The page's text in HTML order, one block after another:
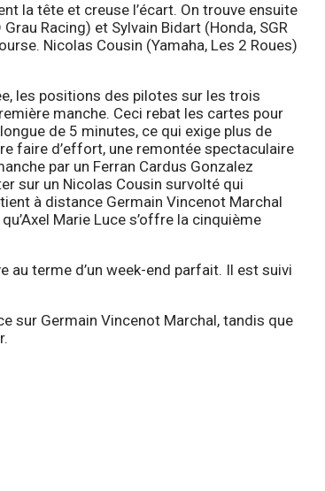
la tête et creuse l’écart. On trouve ensuite
Racing) et Sylvain Bidart (Honda, SGR
Nicolas Cousin (Yamaha, Les 2 Roues)
les positions des pilotes sur les trois
manche. Ceci rebat les cartes pour
de 5 minutes, ce qui exige plus de
faire d’effort, une remontée spectaculaire
par un Ferran Cardus Gonzalez
sur un Nicolas Cousin survolté qui
à distance Germain Vincenot Marchal
Marie Luce s’offre la cinquième
au terme d’un week-end parfait. Il est suivi
sur Germain Vincenot Marchal, tandis que